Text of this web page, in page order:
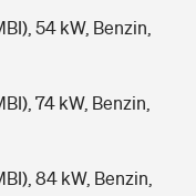
54 kW, Benzin,
74 kW, Benzin,
84 kW, Benzin,